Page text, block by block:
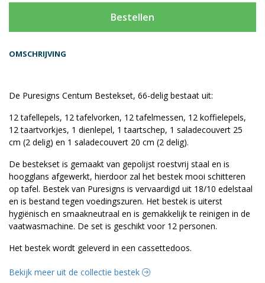
OMSCHRIJVING
De Puresigns Centum Bestekset, 66-delig bestaat uit:
12 tafellepels, 12 tafelvorken, 12 tafelmessen, 12 koffielepels,
12 taartvorkjes, 1 dienlepel, 1 taartschep, 1 saladecouvert 25
cm (2 delig) en 1 saladecouvert 20 cm (2 delig).
De bestekset is gemaakt van gepolijst roestvrij staal en is
hoogglans afgewerkt, hierdoor zal het bestek mooi schitteren
op tafel. Bestek van Puresigns is vervaardigd uit 18/10 edelstaal
en is bestand tegen voedingszuren. Het bestek is uiterst
hygiënisch en smaakneutraal en is gemakkelijk te reinigen in de
vaatwasmachine. De set is geschikt voor 12 personen.
Het bestek wordt geleverd in een cassettedoos.
Bestellen
Bekijk meer uit de collectie bestek